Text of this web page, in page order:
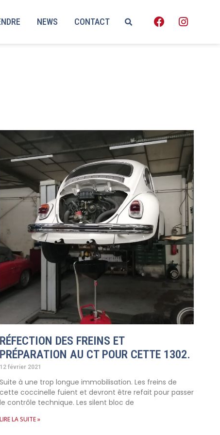
NEWS CONTACT
RÉFECTION DES FREINS ET
PRÉPARATION AU CT POUR CETTE 1302.
12 février 2021
Suite à une trop longue immobilisation. Les freins de
cette coccinelle fuient et devront être refait pour passer
le contrôle technique. Les silent bloc de
LIRE LA SUITE »